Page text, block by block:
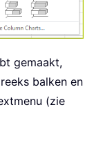
gemaakt,
balken en
(zie